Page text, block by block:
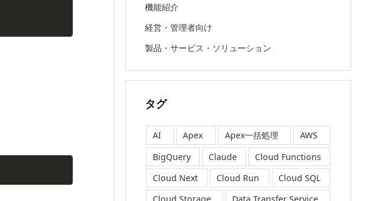
機能紹介
経営・管理者向け
製品・サービス・ソリューション
タグ
AI Apex Apex一括処理
AWS
BigQuery
Claude
Cloud Functions
Cloud Next
Cloud Run
Cloud SQL